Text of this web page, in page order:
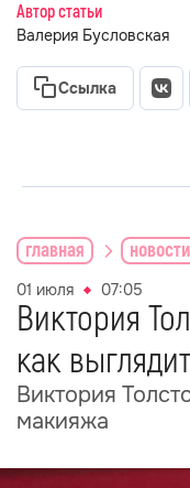
Автор статьи
Валерия Бусловская
Ссылка
главная
01 июля 07:05
Виктория
как
Виктория
макияжа